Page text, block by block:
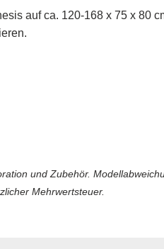
auf ca. 120-168 x 75 x 80
und Zubehör.
Mehrwertsteuer.